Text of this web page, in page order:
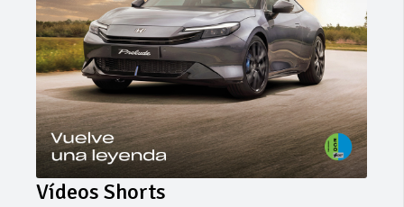
Vídeos Shorts